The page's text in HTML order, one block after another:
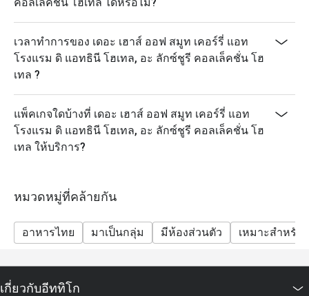
เวลาทำการของ เดอะ เฮาส์ ออฟ สมูท เคอร์รี่ แอท
โรงแรม ดิ แอทธินี โฮเทล, อะ ลักซ์ชูรี คอลเล็คชั่น โฮ
เทล ?
แพ็คเกจใดบ้างที่ เดอะ เฮาส์ ออฟ สมูท เคอร์รี่ แอท
โรงแรม ดิ แอทธินี โฮเทล, อะ ลักซ์ชูรี คอลเล็คชั่น โฮ
เทล ให้บริการ?
หมวดหมู่ที่คล้ายกัน
อาหารไทย มาเป็นกลุ่ม มีห้องส่วนตัว เหมาะสำหรับ
เกี่ยวกับอีททิโก